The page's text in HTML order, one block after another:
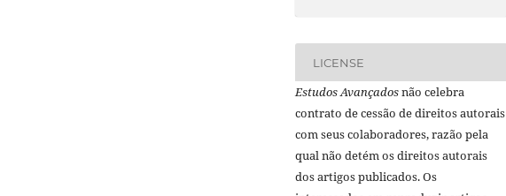
LICENSE
Estudos Avançadosnão celebra
contrato de cessão de direitos autorais
com seus colaboradores, razão pela
qual não detém os direitos autorais
dos artigos publicados. Os